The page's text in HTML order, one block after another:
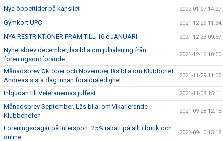
Nya öppettider på kansliet 2022-01-07 14:27
Gymkort UPC 2021-12-29 11:34
NYA RESTRIKTIONER FRAM TILL 16:e JANUARI 2021-12-23 09:57
Nyhetsbrev december, läs bl.a om julhälsning från
föreningsordförande
2021-12-16 10:00
Månadsbrev Oktober och November, läs bl.a om Klubbchef
Andreas sista dag innan föräldraledighet
2021-11-29 11:05
Inbjudan till Veteranernas julfest 2021-11-08 15:11
Månadsbrev September. Läs bl.a. om Vikarierande
Klubbchefen
2021-09-28 12:18
Föreningsdagar på Intersport: 25% rabatt på allt i butik och
online
2021-09-10 15:18